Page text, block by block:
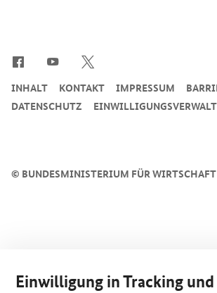
© BUNDESMINISTERIUM FÜR
INHALT KONTAKT IMPRESSUM
DATENSCHUTZ
Einwilligung in Tracking